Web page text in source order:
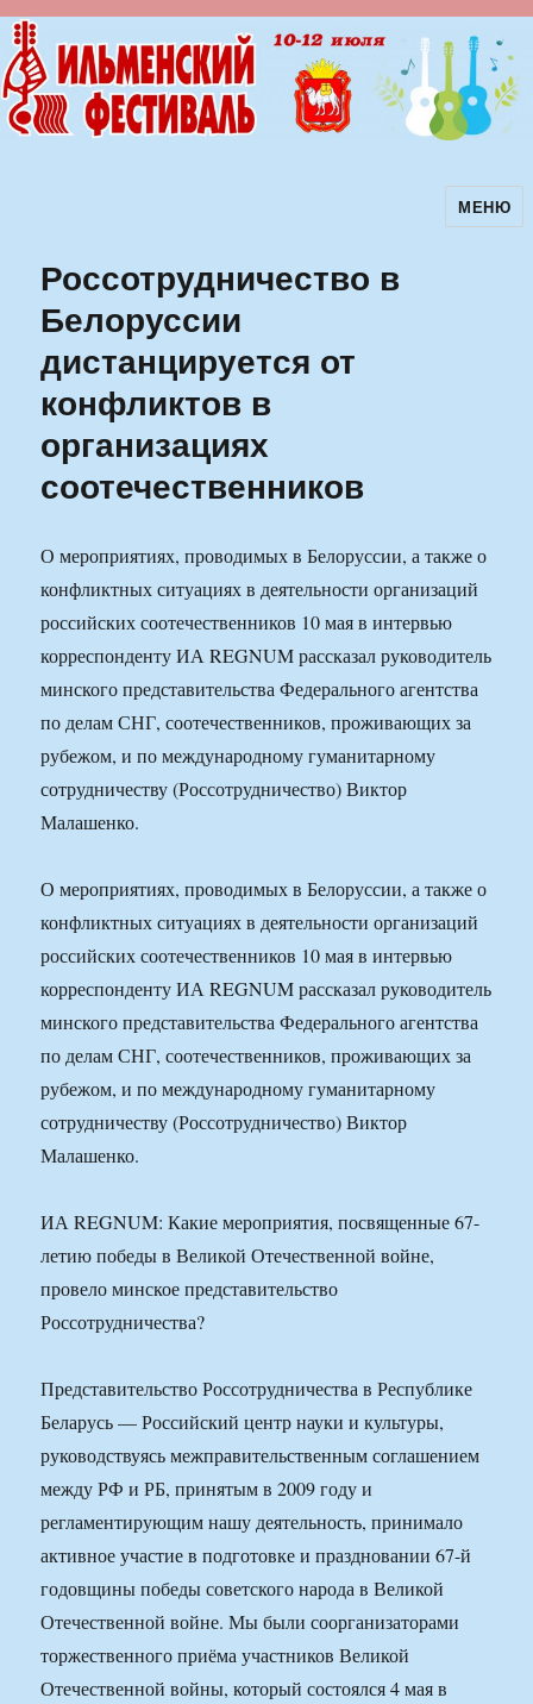
Ильменский фестиваль авторскойМЕНЮ
Россотрудничество в
Белоруссии
дистанцируется от
конфликтов в
организациях
соотечественников
О мероприятиях, проводимых в Белоруссии, а также о
конфликтных ситуациях в деятельности организаций
российских соотечественников 10 мая в интервью
корреспонденту ИА REGNUM рассказал руководитель
минского представительства Федерального агентства
по делам СНГ, соотечественников, проживающих за
рубежом, и по международному гуманитарному
сотрудничеству (Россотрудничество) Виктор
Малашенко.
О мероприятиях, проводимых в Белоруссии, а также о
конфликтных ситуациях в деятельности организаций
российских соотечественников 10 мая в интервью
корреспонденту ИА REGNUM рассказал руководитель
минского представительства Федерального агентства
по делам СНГ, соотечественников, проживающих за
рубежом, и по международному гуманитарному
сотрудничеству (Россотрудничество) Виктор
Малашенко.
ИА REGNUM: Какие мероприятия, посвященные 67-
летию победы в Великой Отечественной войне,
провело минское представительство
Россотрудничества?
Представительство Россотрудничества в Республике
Беларусь — Российский центр науки и культуры,
руководствуясь межправительственным соглашением
между РФ и РБ, принятым в 2009 году и
регламентирующим нашу деятельность, принимало
активное участие в подготовке и праздновании 67-й
годовщины победы советского народа в Великой
Отечественной войне. Мы были соорганизаторами
торжественного приёма участников Великой
Отечественной войны, который состоялся 4 мая в